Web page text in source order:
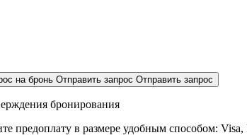
на бронь Отправить запрос Отправить запрос
бронирования
предоплату в размере удобным способом: